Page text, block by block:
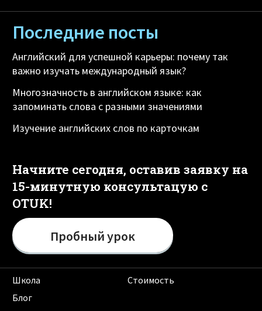
Последние посты
Английский для успешной карьеры: почему так
важно изучать международный язык?
Многозначность в английском языке: как
запоминать слова с разными значениями
Изучение английских слов по карточкам
Начните сегодня, оставив заявку на
15-минутную консультацую с
OTUK!
Пробный урок
Школа
Стоимость
Блог